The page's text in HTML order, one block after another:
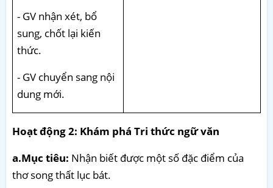
- GV nhận xét, bổ
sung, chốt lại kiến
thức.
- GV chuyển sang nội
dung mới.
Hoạt động 2: Khám phá Tri thức ngữ văn
a.Mục tiêu: Nhận biết được một số đặc điểm của
thơ song thất lục bát.